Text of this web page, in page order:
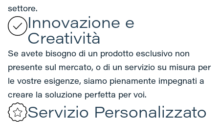
settore.
Innovazione e
Creatività
Se avete bisogno di un prodotto esclusivo non
presente sul mercato, o di un servizio su misura per
le vostre esigenze, siamo pienamente impegnati a
creare la soluzione perfetta per voi.
Servizio Personalizzato